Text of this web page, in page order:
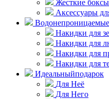
Жесткие
Аксессуары
Водонепроницаемые
Накидки для
Накидки для
Накидки для
Накидки для
Идеальныйподарок
Для Неё
Для Него